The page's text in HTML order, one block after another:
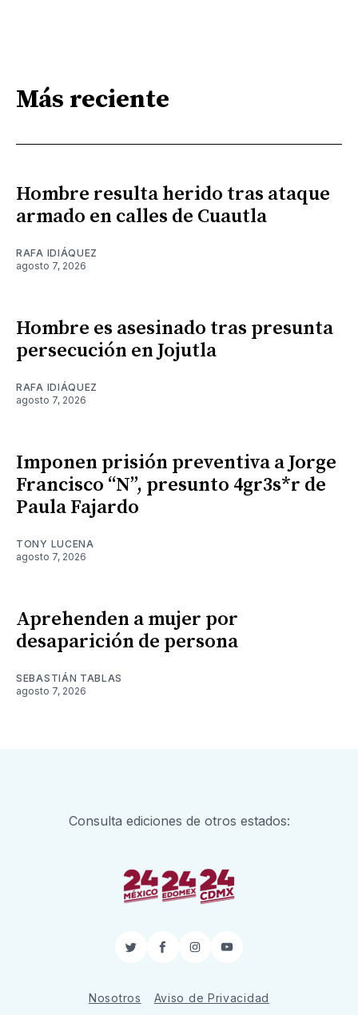
Más reciente
Hombre resulta herido tras ataque
armado en calles de Cuautla
RAFA IDIÁQUEZ
agosto 7, 2026
Hombre es asesinado tras presunta
persecución en Jojutla
RAFA IDIÁQUEZ
agosto 7, 2026
Imponen prisión preventiva a Jorge
Francisco “N”, presunto 4gr3s*r de
Paula Fajardo
TONY LUCENA
agosto 7, 2026
Aprehenden a mujer por
desaparición de persona
SEBASTIÁN TABLAS
agosto 7, 2026
Consulta ediciones de otros estados:
TwitterFacebook
InstagramYouTube
Nosotros Aviso de Privacidad